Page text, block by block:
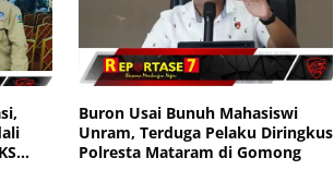
Buron Usai Bunuh Mahasiswi
Unram, Terduga Pelaku Diringkus
Polresta Mataram di Gomong